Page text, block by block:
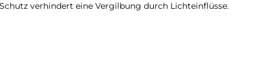
verhindert eine Vergilbung durch Lichteinflüsse.